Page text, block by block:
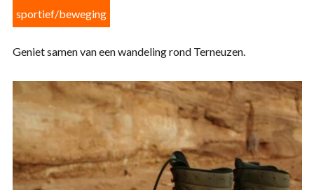
sportief/beweging
Geniet samen van een wandeling rond Terneuzen.